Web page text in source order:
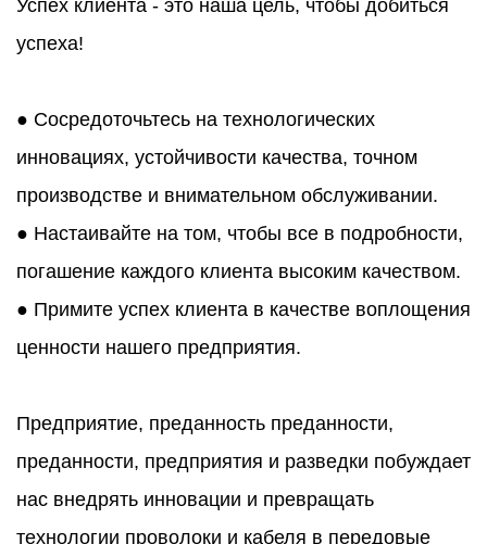
Успех клиента - это наша цель, чтобы добиться
успеха!
● Сосредоточьтесь на технологических
инновациях, устойчивости качества, точном
производстве и внимательном обслуживании.
● Настаивайте на том, чтобы все в подробности,
погашение каждого клиента высоким качеством.
● Примите успех клиента в качестве воплощения
ценности нашего предприятия.
Предприятие, преданность преданности,
преданности, предприятия и разведки побуждает
нас внедрять инновации и превращать
технологии проволоки и кабеля в передовые